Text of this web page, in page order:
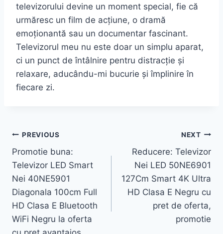
televizorului devine un moment special, fie că
urmăresc un film de acțiune, o dramă
emoționantă sau un documentar fascinant.
Televizorul meu nu este doar un simplu aparat,
ci un punct de întâlnire pentru distracție și
relaxare, aducându-mi bucurie și împlinire în
fiecare zi.
Post
navigation
PREVIOUS
Promotie buna:
Televizor LED Smart
Nei 40NE5901
Diagonala 100cm Full
HD Clasa E Bluetooth
WiFi Negru la oferta
NEXT
Reducere: Televizor
Nei LED 50NE6901
127Cm Smart 4K Ultra
HD Clasa E Negru cu
pret de oferta,
promotie